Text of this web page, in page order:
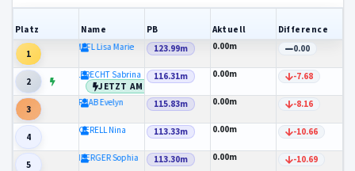
Platz Name PB Aktuell Difference
1
STAMPFL Lisa Marie 123.99m 0.00m 0.00
2
ENGELBRECHT Sabrina
JETZT AM ZUG
116.31m 0.00m -7.68
3
PERHAB Evelyn 115.83m 0.00m -8.16
4
GUGERELL Nina 113.33m 0.00m -10.66
5
ALBENBERGER Sophia 113.30m 0.00m -10.69